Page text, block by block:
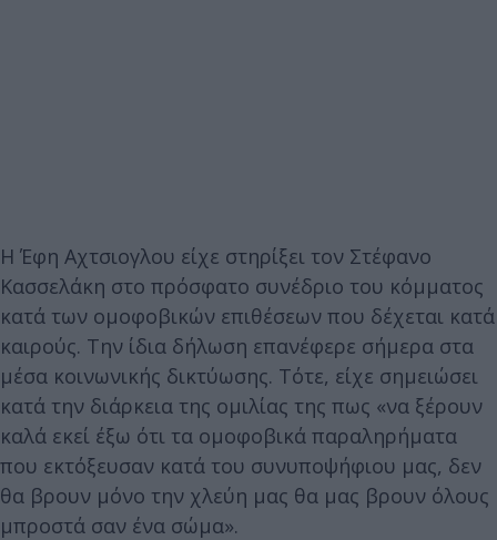
Η Έφη Αχτσιογλου είχε στηρίξει τον Στέφανο
Κασσελάκη στο πρόσφατο συνέδριο του κόμματος
κατά των ομοφοβικών επιθέσεων που δέχεται κατά
καιρούς. Την ίδια δήλωση επανέφερε σήμερα στα
μέσα κοινωνικής δικτύωσης. Τότε, είχε σημειώσει
κατά την διάρκεια της ομιλίας της πως «να ξέρουν
καλά εκεί έξω ότι τα ομοφοβικά παραληρήματα
που εκτόξευσαν κατά του συνυποψήφιου μας, δεν
θα βρουν μόνο την χλεύη μας θα μας βρουν όλους
μπροστά σαν ένα σώμα».